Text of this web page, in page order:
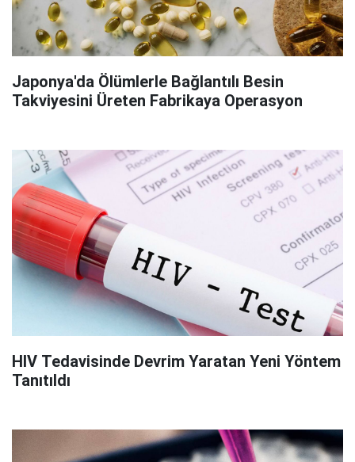
Japonya'da Ölümlerle Bağlantılı Besin
Takviyesini Üreten Fabrikaya Operasyon
HIV Tedavisinde Devrim Yaratan Yeni Yöntem
Tanıtıldı